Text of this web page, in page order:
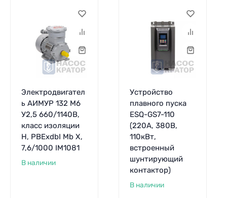
Электродвигател
ь АИМУР 132 М6
У2,5 660/1140В,
класс изоляции
H, РВЕхdbI Mb X,
7,6/1000 IM1081
В наличии
Устройство
плавного пуска
ESQ-GS7-110
(220А, 380В,
110кВт,
встроенный
шунтирующий
контактор)
В наличии